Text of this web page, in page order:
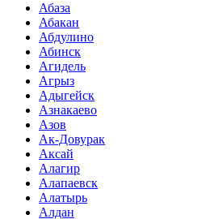
Абаза
Абакан
Абдулино
Абинск
Агидель
Агрыз
Адыгейск
Азнакаево
Азов
Ак-Довурак
Аксай
Алагир
Алапаевск
Алатырь
Алдан